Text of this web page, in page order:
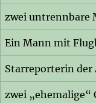
zwei untrennbare
Ein Mann mit
Starreporterin der
zwei „ehemalige“